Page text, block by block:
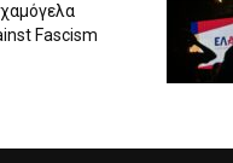
Fascism